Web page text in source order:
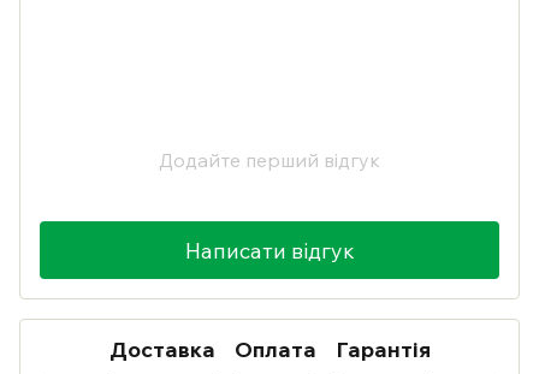
Додайте перший відгук
Написати відгук
Доставка Оплата Гарантія